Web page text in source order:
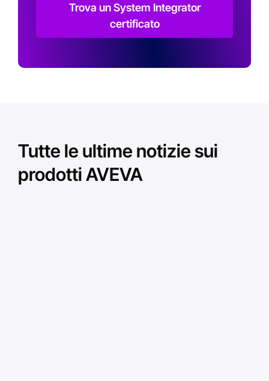
Trova un System Integrator
certificato
Tutte le ultime notizie sui
prodotti AVEVA